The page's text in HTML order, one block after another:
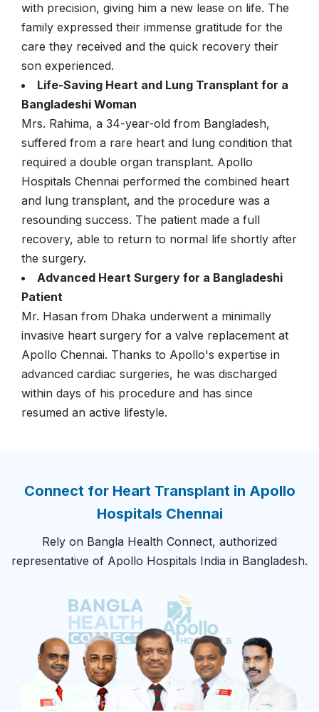
with precision, giving him a new lease on life. The
family expressed their immense gratitude for the
care they received and the quick recovery their
son experienced​.
Life-Saving Heart and Lung Transplant for a
Bangladeshi Woman
Mrs. Rahima, a 34-year-old from Bangladesh,
suffered from a rare heart and lung condition that
required a double organ transplant. Apollo
Hospitals Chennai performed the combined heart
and lung transplant, and the procedure was a
resounding success. The patient made a full
recovery, able to return to normal life shortly after
the surgery.
Advanced Heart Surgery for a Bangladeshi
Patient
Mr. Hasan from Dhaka underwent a minimally
invasive heart surgery for a valve replacement at
Apollo Chennai. Thanks to Apollo's expertise in
advanced cardiac surgeries, he was discharged
within days of his procedure and has since
resumed an active lifestyle.
Connect for Heart Transplant in Apollo
Hospitals Chennai
Rely on Bangla Health Connect, authorized
representative of Apollo Hospitals India in Bangladesh.